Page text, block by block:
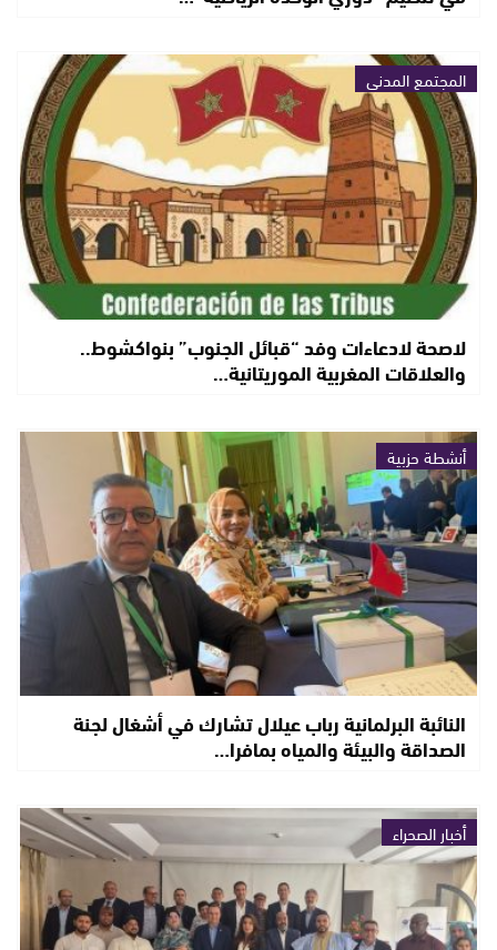
المجتمع المدني
لاصحة لادعاءات وفد “قبائل الجنوب” بنواكشوط..
والعلاقات المغربية الموريتانية…
أنشطة حزبية
النائبة البرلمانية رباب عيلال تشارك في أشغال لجنة
الصداقة والبيئة والمياه بمافرا…
أخبار الصحراء